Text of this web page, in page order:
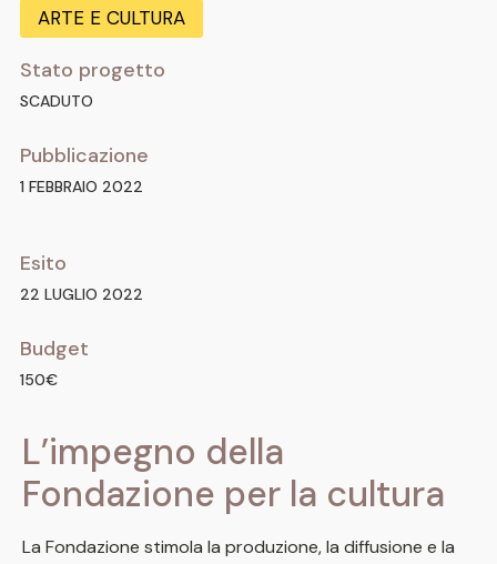
ARTE E CULTURA
Stato progetto
SCADUTO
Pubblicazione
1 FEBBRAIO 2022
Esito
22 LUGLIO 2022
Budget
150€
L’impegno della
Fondazione per la cultura
La Fondazione stimola la produzione, la diffusione e la